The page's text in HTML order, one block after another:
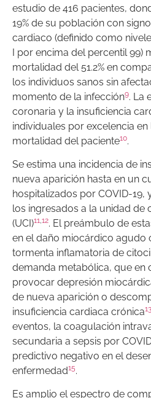
estudio de 416 pacientes,
19% de su población con
cardiaco (definido como
I por encima del percentil 99)
mortalidad del 51.2% en
los individuos sanos sin
momento de la infección9. La
coronaria y la insuficiencia
individuales por excelencia
mortalidad del paciente10.
Se estima una incidencia de
nueva aparición hasta en un
hospitalizados por COVID-19,
los ingresados a la unidad de
(UCI)11,12. El preámbulo de
en el daño miocárdico agudo
tormenta inflamatoria de
demanda metabólica, que en
provocar depresión
de nueva aparición o
insuficiencia cardiaca crónica13
eventos, la coagulación
secundaria a sepsis por
predictivo negativo en el
enfermedad15.
Es amplio el espectro de